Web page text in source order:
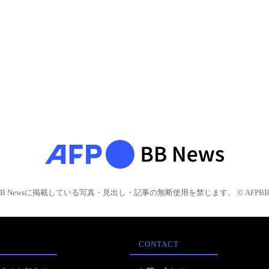
Newsに掲載している写真・見出し・記事の無断使用を禁じます。 © AFPBB
CONTACT